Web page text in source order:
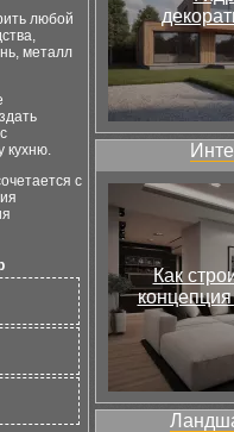
любой
металл
кухню.
с
Как